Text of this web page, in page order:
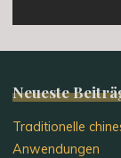
Neueste
Traditionelle
Anwendungen